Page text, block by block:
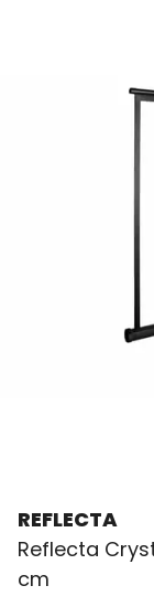
REFLECTA
Reflecta
cm